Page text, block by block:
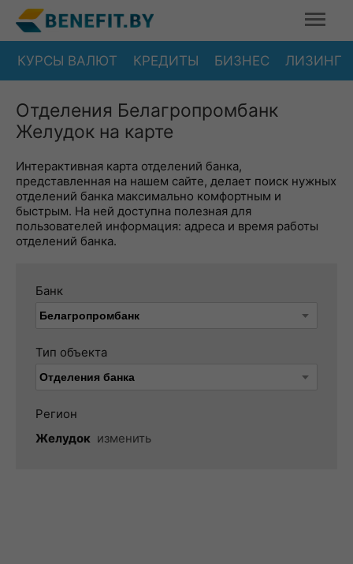
КУРСЫ ВАЛЮТ КРЕДИТЫ БИЗНЕС ЛИЗИНГ
Отделения Белагропромбанк
Желудок на карте
Интерактивная карта отделений банка,
представленная на нашем сайте, делает поиск нужных
отделений банка максимально комфортным и
быстрым. На ней доступна полезная для
пользователей информация: адреса и время работы
отделений банка.
Банк
Тип объекта
Регион
Желудок изменить